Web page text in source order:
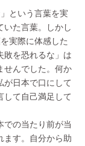
という言葉を実
いた言葉。しかし
実際に体感した
敗を恐れるな」は
せんでした。何か
が日本で口にして
して自己満足して
の当たり前が当
ます。自分から助